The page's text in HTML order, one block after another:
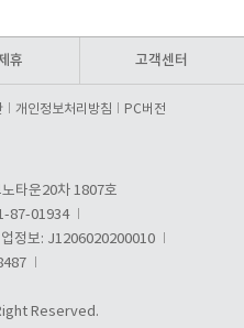
휴 고객센터
개인정보처리방침 PC버전
타운20차 1807호
87-01934
정보: J1206020200010
Reserved.